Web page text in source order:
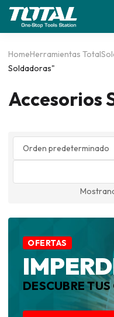
HomeHerramientas Total
Soldadoras"
Accesorios
OFERTAS
DESCUBRE